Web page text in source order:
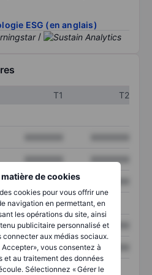
de cookies
cookies pour vous offrir une
navigation en permettant, en
les opérations du site, ainsi
publicitaire personnalisé et
aux médias sociaux.
Accepter», vous consentez à
et au traitement des données
Sélectionnez « Gérer le
ESG (en anglais)
/
T1
T2
XXXXXXX
XXXXXXX XXXXXXX
XXXXXXX XXXXXXX